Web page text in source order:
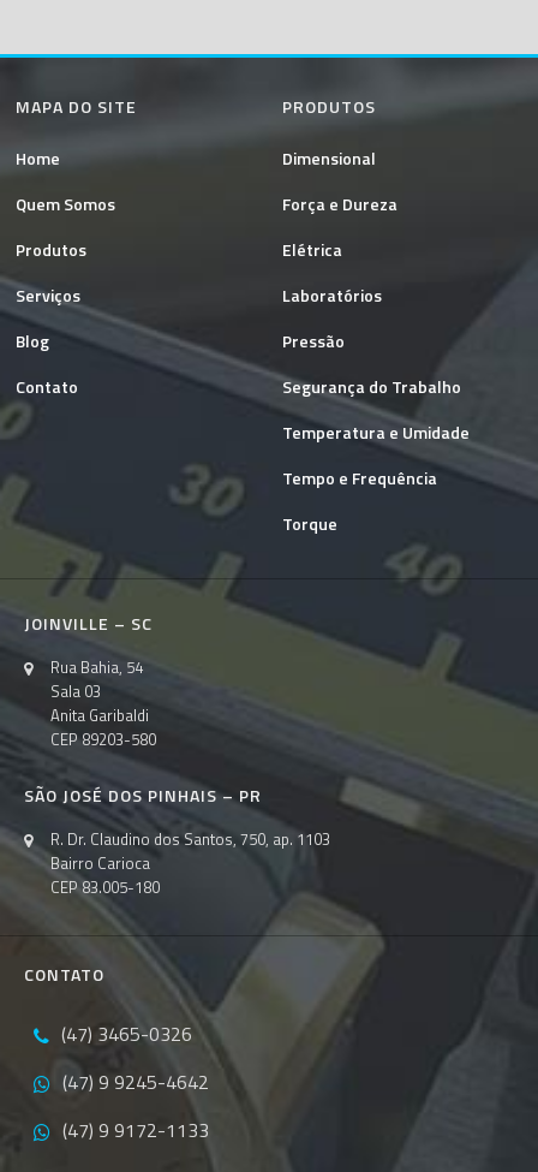
MAPA DO SITE
Home
Quem Somos
Produtos
Serviços
Blog
Contato
PRODUTOS
Dimensional
Força e Dureza
Elétrica
Laboratórios
Pressão
Segurança do Trabalho
Temperatura e Umidade
Tempo e Frequência
Torque
JOINVILLE – SC
Rua Bahia, 54
Sala 03
Anita Garibaldi
CEP 89203-580
SÃO JOSÉ DOS PINHAIS – PR
R. Dr. Claudino dos Santos, 750, ap. 1103
Bairro Carioca
CEP 83.005-180
CONTATO
(47) 3465-0326
(47) 9 9245-4642
(47) 9 9172-1133